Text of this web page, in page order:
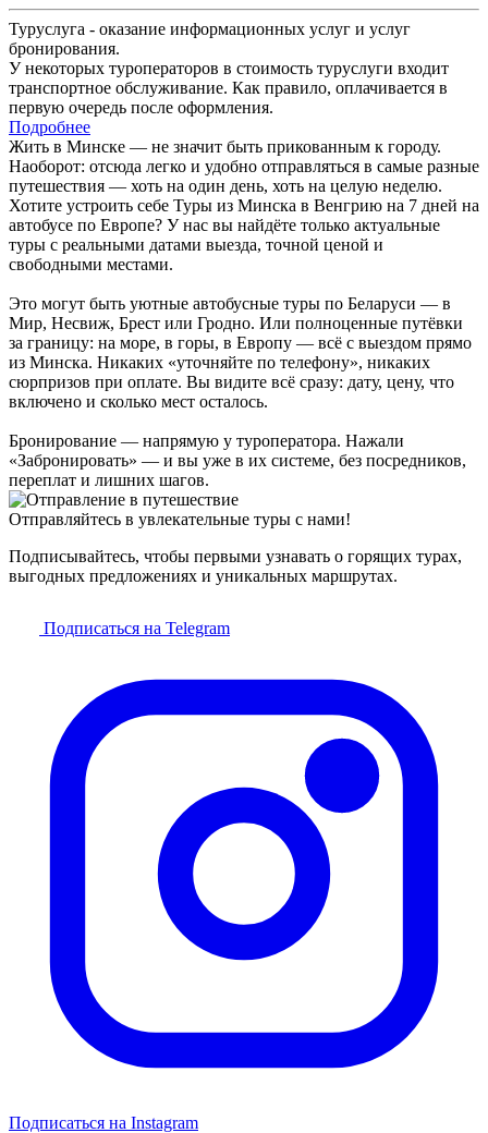
Туруслуга - оказание информационных услуг и услуг
бронирования.
У некоторых туроператоров в стоимость туруслуги входит
транспортное обслуживание. Как правило, оплачивается в
первую очередь после оформления.
Подробнее
Жить в Минске — не значит быть прикованным к городу.
Наоборот: отсюда легко и удобно отправляться в самые разные
путешествия — хоть на один день, хоть на целую неделю.
Хотите устроить себе Туры из Минска в Венгрию на 7 дней на
автобусе по Европе? У нас вы найдёте только актуальные
туры с реальными датами выезда, точной ценой и
свободными местами.
Это могут быть уютные автобусные туры по Беларуси — в
Мир, Несвиж, Брест или Гродно. Или полноценные путёвки
за границу: на море, в горы, в Европу — всё с выездом прямо
из Минска. Никаких «уточняйте по телефону», никаких
сюрпризов при оплате. Вы видите всё сразу: дату, цену, что
включено и сколько мест осталось.
Бронирование — напрямую у туроператора. Нажали
«Забронировать» — и вы уже в их системе, без посредников,
переплат и лишних шагов.
Отправляйтесь в увлекательные туры с нами!
Подписывайтесь, чтобы первыми узнавать о горящих турах,
выгодных предложениях и уникальных маршрутах.
Подписаться на Telegram
Подписаться на Instagram